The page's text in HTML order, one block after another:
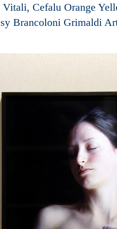
Vitali, Cefalu Orange
Brancoloni Grimaldi